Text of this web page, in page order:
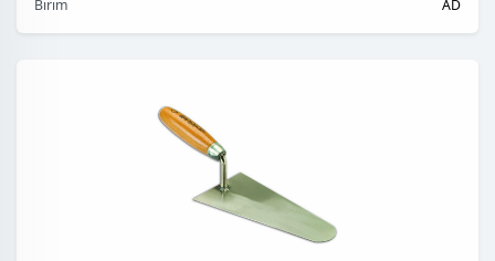
Birim
AD